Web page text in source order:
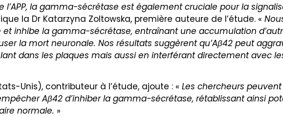
l’APP, la gamma-sécrétase est également cruciale pour la
la Dr Katarzyna Zoltowska, première auteure de l’étude. «
et inhibe la gamma-sécrétase, entraînant une accumulation
la mort neuronale. Nos résultats suggèrent qu’Aβ42 peut
dans les plaques mais aussi en interférant directement avec
Unis), contributeur à l’étude, ajoute : « Les chercheurs
Aβ42 d’inhiber la gamma-sécrétase, rétablissant ainsi
normale. »